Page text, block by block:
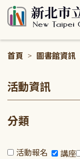
首頁 > 圖書館資訊
活動資訊
分類
活動報名 講座